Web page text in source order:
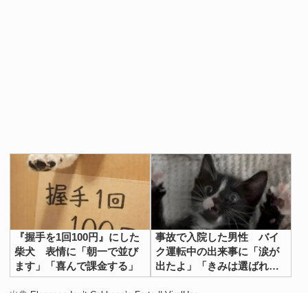
『握手を1回100円』にした
柴犬 表情に「朝一で並び
ます」「喜んで課金する」
事故で入院した男性 バイ
ク運転中の出来事に「涙が
出たよ」「きみは選ばれ
た」